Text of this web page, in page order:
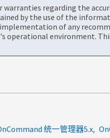
warranties regarding the
by the use of the
of any
environment.
统一管理器5.x